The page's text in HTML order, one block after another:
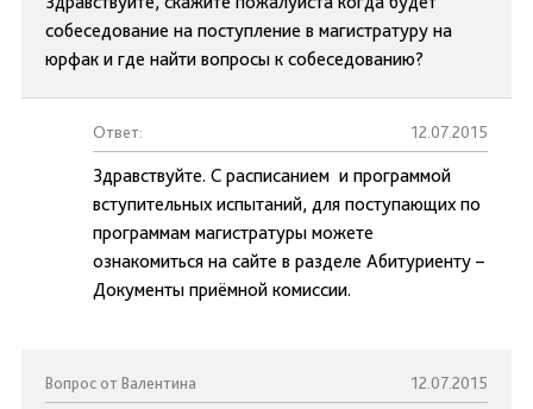
собеседование на поступление в магистратуру на
юрфак и где найти вопросы к собеседованию?
Ответ: 12.07.2015
Здравствуйте. С расписанием и программой
вступительных испытаний, для поступающих по
программам магистратуры можете
ознакомиться на сайте в разделе Абитуриенту –
Документы приёмной комиссии.
Вопрос от Валентина 12.07.2015